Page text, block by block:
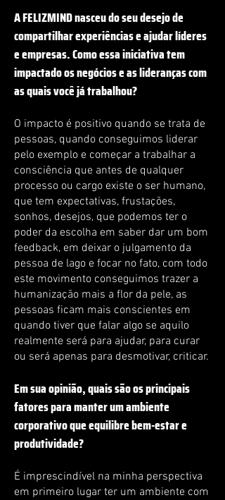
A FELIZMIND nasceu do seu desejo de
compartilhar experiências e ajudar líderes
e empresas. Como essa iniciativa tem
impactado os negócios e as lideranças com
as quais você já trabalhou?
O impacto é positivo quando se trata de
pessoas, quando conseguimos liderar
pelo exemplo e começar a trabalhar a
consciência que antes de qualquer
processo ou cargo existe o ser humano,
que tem expectativas, frustações,
sonhos, desejos, que podemos ter o
poder da escolha em saber dar um bom
feedback, em deixar o julgamento da
pessoa de lago e focar no fato, com todo
este movimento conseguimos trazer a
humanização mais a flor da pele, as
pessoas ficam mais conscientes em
quando tiver que falar algo se aquilo
realmente será para ajudar, para curar
ou será apenas para desmotivar, criticar.
Em sua opinião, quais são os principais
fatores para manter um ambiente
corporativo que equilibre bem-estar e
produtividade?
É imprescindível na minha perspectiva
em primeiro lugar ter um ambiente com